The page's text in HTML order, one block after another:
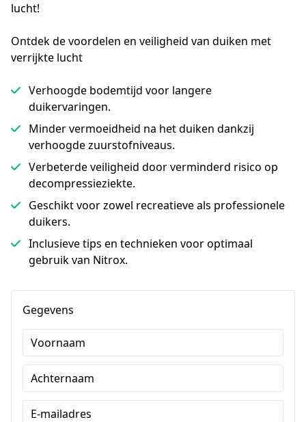
lucht!
Ontdek de voordelen en veiligheid van duiken met
verrijkte lucht
Verhoogde bodemtijd voor langere
duikervaringen.
Minder vermoeidheid na het duiken dankzij
verhoogde zuurstofniveaus.
Verbeterde veiligheid door verminderd risico op
decompressieziekte.
Geschikt voor zowel recreatieve als professionele
duikers.
Inclusieve tips en technieken voor optimaal
gebruik van Nitrox.
Gegevens
Voornaam
Achternaam
E-mailadres